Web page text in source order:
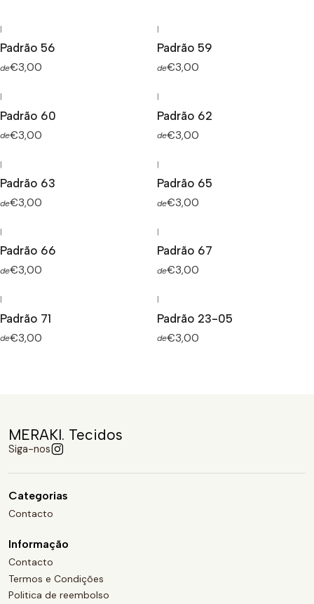
|
Padrão 56
de€3,00
|
Padrão 59
de€3,00
|
Padrão 60
de€3,00
|
Padrão 62
de€3,00
|
Padrão 63
de€3,00
|
Padrão 65
de€3,00
|
Padrão 66
de€3,00
|
Padrão 67
de€3,00
|
Padrão 71
de€3,00
|
Padrão 23-05
de€3,00
MERAKI. Tecidos
Siga-nos
Categorias
Contacto
Informação
Contacto
Termos e Condições
Politica de reembolso